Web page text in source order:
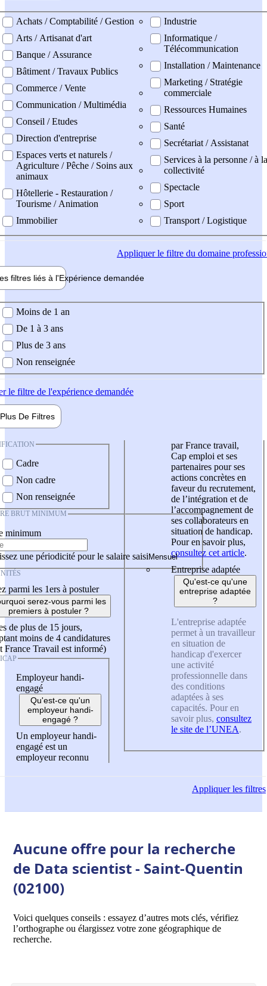
professionel
Achats / Comptabilité / Gestion
Arts / Artisanat d'art
Banque / Assurance
Bâtiment / Travaux Publics
Commerce / Vente
Communication / Multimédia
Conseil / Etudes
Direction d'entreprise
Espaces verts et naturels /
Agriculture / Pêche / Soins aux
animaux
Hôtellerie - Restauration /
Tourisme / Animation
Immobilier
Industrie
Informatique /
Télécommunication
Installation / Maintenance
Marketing / Stratégie
commerciale
Ressources Humaines
Santé
Secrétariat / Assistanat
Services à la personne / à la
collectivité
Spectacle
Sport
Transport / Logistique
Appliquerle filtre du domaine
filtres liés à l'Expérience demandée
demandée
Moins de 1 an
De 1 à 3 ans
Plus de 3 ans
Non renseignée
le filtre de l'expérience demandée
Plus De Filtres
Cadre
Non cadre
Non renseignée
BRUT MINIMUM
minimum
une périodicité pour le salaire saisi
parmi les 1ers à postuler
serez-vous parmi les
premiers à postuler ?
de plus de 15 jours,
moins de 4 candidatures
France Travail est informé)
Employeur handi-
engagé
Qu'est-ce qu'un
employeur handi-
engagé ?
Un employeur handi-
engagé est un
employeur reconnu
par France travail,
Cap emploi et ses
partenaires pour ses
actions concrètes en
faveur du recrutement,
de l’intégration et de
l’accompagnement de
ses collaborateurs en
situation de handicap.
Pour en savoir plus,
consultez cet article.
Entreprise adaptée
Qu'est-ce qu'une
entreprise adaptée
?
L'entreprise adaptée
permet à un travailleur
en situation de
handicap d'exercer
une activité
professionnelle dans
des conditions
adaptées à ses
capacités. Pour en
savoir plus, consultez
le site de l’UNEA.
Appliquerles filtres
Aucune offre pour la recherche
de Data scientist - Saint-Quentin
(02100)
Voici quelques conseils : essayez d’autres mots clés, vérifiez
l’orthographe ou élargissez votre zone géographique de
recherche.